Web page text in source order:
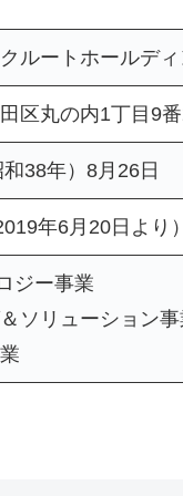
ルートホールディ
区丸の内1丁目9
38年）8月26日
年6月20日より）
ジー事業
ソリューション事